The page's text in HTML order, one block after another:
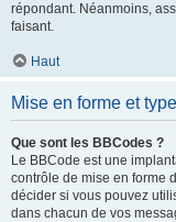
répondant. Néanmoins,
faisant.
Haut
Mise en forme et
Que sont les BBCodes ?
Le BBCode est une
contrôle de mise en forme
décider si vous pouvez
dans chacun de vos